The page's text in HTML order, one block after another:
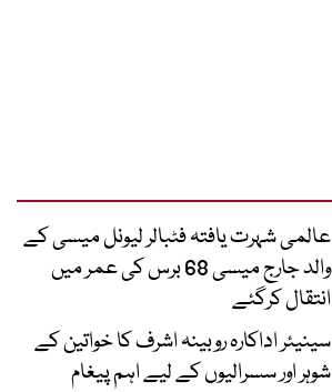
عالمی شہرت یافتہ فٹبالر لیونل میسی کے
والد جارج میسی 68 برس کی عمر میں
انتقال کرگئے
سینیئر اداکارہ روبینہ اشرف کا خواتین کے
شوہر اور سسرالیوں کے لیے اہم پیغام